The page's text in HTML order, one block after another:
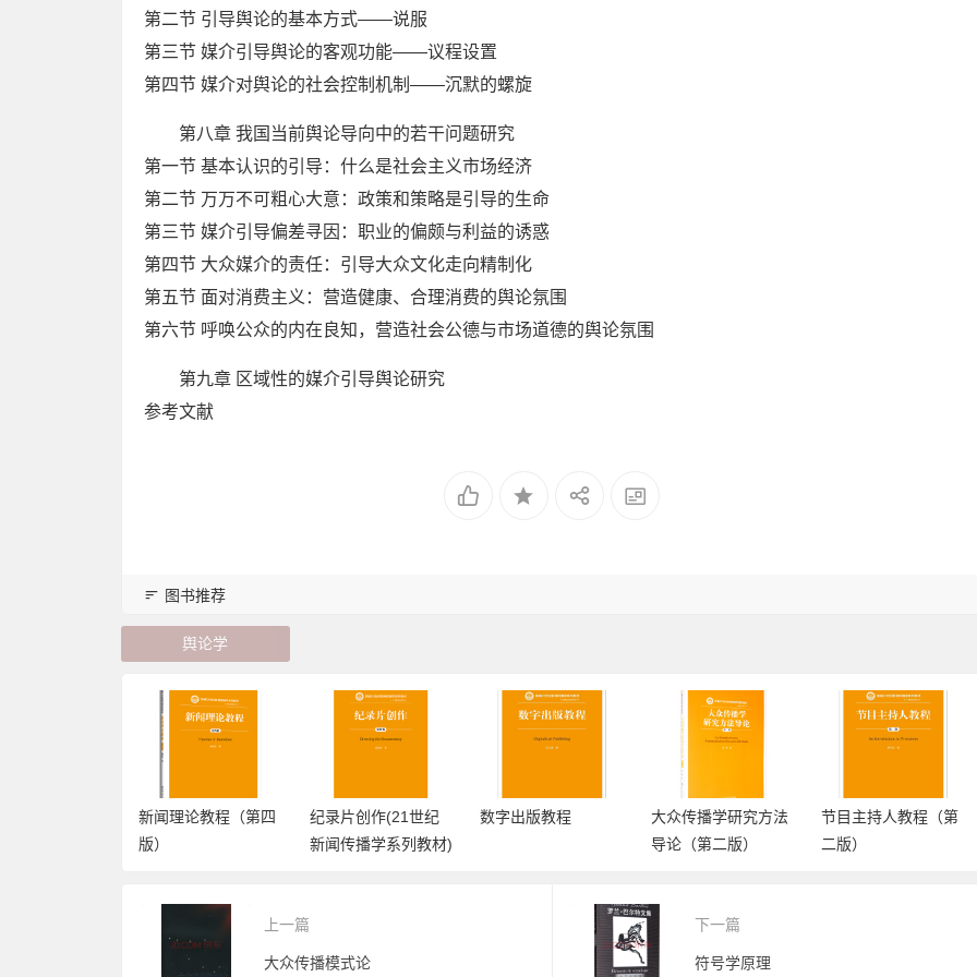
第二节 引导舆论的基本方式——说服
第三节 媒介引导舆论的客观功能——议程设置
第四节 媒介对舆论的社会控制机制——沉默的螺旋
第八章 我国当前舆论导向中的若干问题研究
第一节 基本认识的引导：什么是社会主义市场经济
第二节 万万不可粗心大意：政策和策略是引导的生命
第三节 媒介引导偏差寻因：职业的偏颇与利益的诱惑
第四节 大众媒介的责任：引导大众文化走向精制化
第五节 面对消费主义：营造健康、合理消费的舆论氛围
第六节 呼唤公众的内在良知，营造社会公德与市场道德的舆论氛围
第九章 区域性的媒介引导舆论研究
参考文献
图书推荐
舆论学
新闻理论教程（第四
纪录片创作(21世纪
新闻传播学系列教材)
数字出版教程
大众传播学研究方法
节目主持人教程（第
二版）
中外广告史
上一篇
大众传播模式论
下一篇
符号学原理